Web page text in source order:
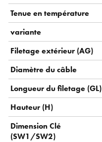
Tenue en température
variante
Filetage extérieur (AG)
Diamètre du câble
Longueur du filetage (GL)
Hauteur (H)
Dimension Clé
(SW1/SW2)